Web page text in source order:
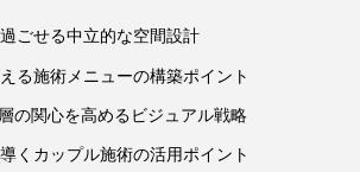
オーガニック オゾン
ガジェット キーワード
ごせる中立的な空間設計
る施術メニューの構築ポイント
の関心を高めるビジュアル戦略
くカップル施術の活用ポイント